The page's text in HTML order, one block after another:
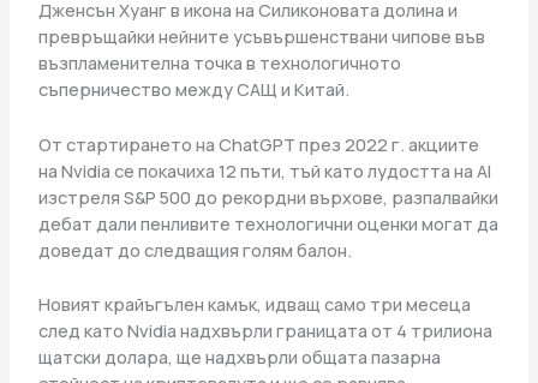
Дженсън Хуанг в икона на Силиконовата долина и
превръщайки нейните усъвършенствани чипове във
възпламенителна точка в технологичното
съперничество между САЩ и Китай.
От стартирането на ChatGPT през 2022 г. акциите
на Nvidia се покачиха 12 пъти, тъй като лудостта на AI
изстреля S&P 500 до рекордни върхове, разпалвайки
дебат дали пенливите технологични оценки могат да
доведат до следващия голям балон.
Новият крайъгълен камък, идващ само три месеца
след като Nvidia надхвърли границата от 4 трилиона
щатски долара, ще надхвърли общата пазарна